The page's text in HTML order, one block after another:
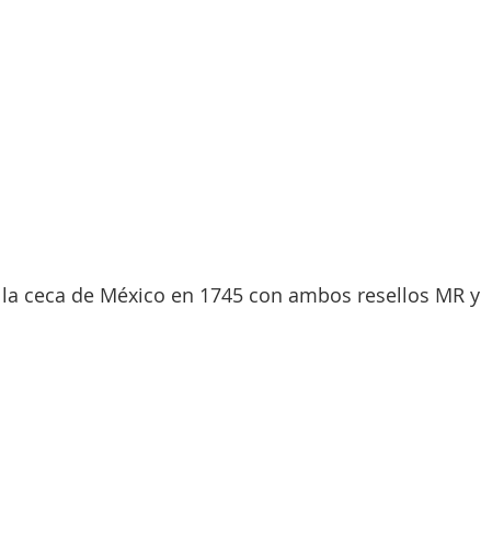
ceca de México en 1745 con ambos resellos MR y